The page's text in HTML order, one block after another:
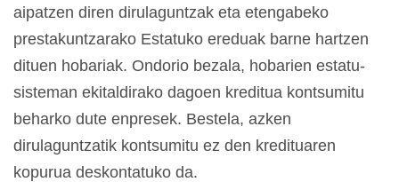
aipatzen diren dirulaguntzak eta etengabeko
prestakuntzarako Estatuko ereduak barne hartzen
dituen hobariak. Ondorio bezala, hobarien estatu-
sisteman ekitaldirako dagoen kreditua kontsumitu
beharko dute enpresek. Bestela, azken
dirulaguntzatik kontsumitu ez den kredituaren
kopurua deskontatuko da.